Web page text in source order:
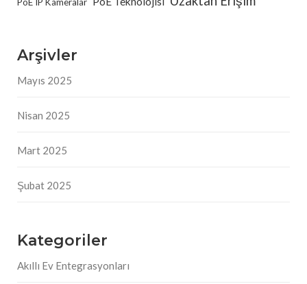
Arşivler
Mayıs 2025
Nisan 2025
Mart 2025
Şubat 2025
Kategoriler
Akıllı Ev Entegrasyonları